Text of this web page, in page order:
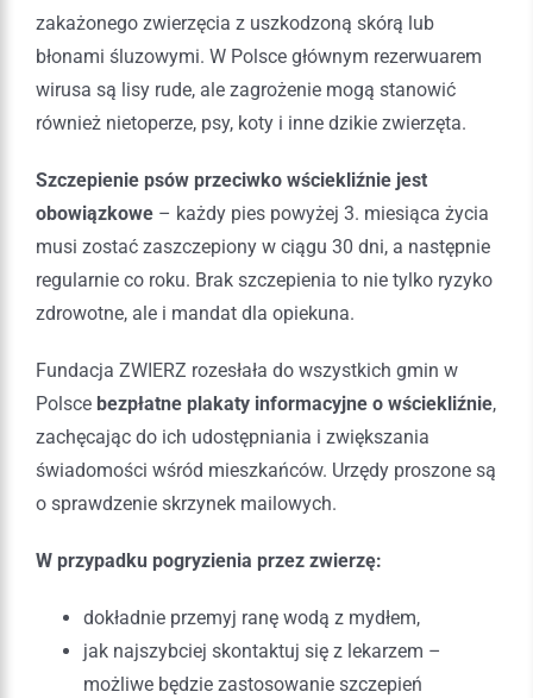
zakażonego zwierzęcia z uszkodzoną skórą lub
błonami śluzowymi. W Polsce głównym rezerwuarem
wirusa są lisy rude, ale zagrożenie mogą stanowić
również nietoperze, psy, koty i inne dzikie zwierzęta.
Szczepienie psów przeciwko wściekliźnie jest
obowiązkowe – każdy pies powyżej 3. miesiąca życia
musi zostać zaszczepiony w ciągu 30 dni, a następnie
regularnie co roku. Brak szczepienia to nie tylko ryzyko
zdrowotne, ale i mandat dla opiekuna.
Fundacja ZWIERZ rozesłała do wszystkich gmin w
Polsce bezpłatne plakaty informacyjne o wściekliźnie,
zachęcając do ich udostępniania i zwiększania
świadomości wśród mieszkańców. Urzędy proszone są
o sprawdzenie skrzynek mailowych.
W przypadku pogryzienia przez zwierzę:
dokładnie przemyj ranę wodą z mydłem,
jak najszybciej skontaktuj się z lekarzem –
możliwe będzie zastosowanie szczepień